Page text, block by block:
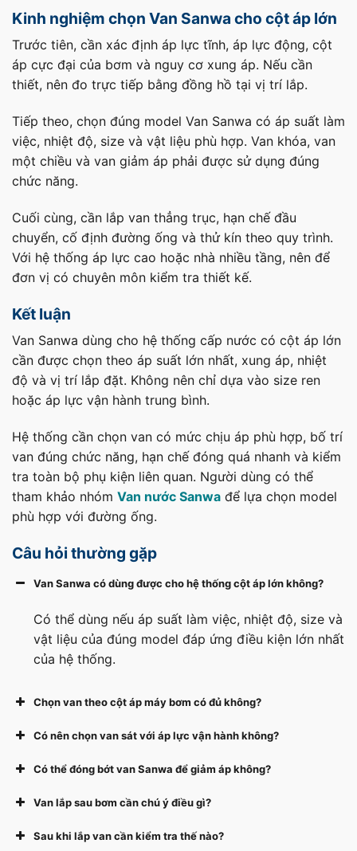
Kinh nghiệm chọn Van Sanwa cho cột áp lớn
Trước tiên, cần xác định áp lực tĩnh, áp lực động, cột
áp cực đại của bơm và nguy cơ xung áp. Nếu cần
thiết, nên đo trực tiếp bằng đồng hồ tại vị trí lắp.
Tiếp theo, chọn đúng model Van Sanwa có áp suất làm
việc, nhiệt độ, size và vật liệu phù hợp. Van khóa, van
một chiều và van giảm áp phải được sử dụng đúng
chức năng.
Cuối cùng, cần lắp van thẳng trục, hạn chế đầu
chuyển, cố định đường ống và thử kín theo quy trình.
Với hệ thống áp lực cao hoặc nhà nhiều tầng, nên để
đơn vị có chuyên môn kiểm tra thiết kế.
Kết luận
Van Sanwa dùng cho hệ thống cấp nước có cột áp lớn
cần được chọn theo áp suất lớn nhất, xung áp, nhiệt
độ và vị trí lắp đặt. Không nên chỉ dựa vào size ren
hoặc áp lực vận hành trung bình.
Hệ thống cần chọn van có mức chịu áp phù hợp, bố trí
van đúng chức năng, hạn chế đóng quá nhanh và kiểm
tra toàn bộ phụ kiện liên quan. Người dùng có thể
tham khảo nhóm Van nước Sanwa để lựa chọn model
phù hợp với đường ống.
Câu hỏi thường gặp
Van Sanwa có dùng được cho hệ thống cột áp lớn không?
Có thể dùng nếu áp suất làm việc, nhiệt độ, size và
vật liệu của đúng model đáp ứng điều kiện lớn nhất
của hệ thống.
Chọn van theo cột áp máy bơm có đủ không?
Có nên chọn van sát với áp lực vận hành không?
Có thể đóng bớt van Sanwa để giảm áp không?
Van lắp sau bơm cần chú ý điều gì?
Sau khi lắp van cần kiểm tra thế nào?